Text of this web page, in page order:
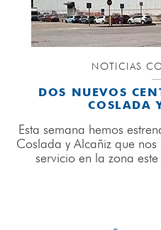
NOTICIAS
DOS NUEVOS
COSLADA
Esta semana hemos
Coslada y Alcañiz que
servicio en la zona